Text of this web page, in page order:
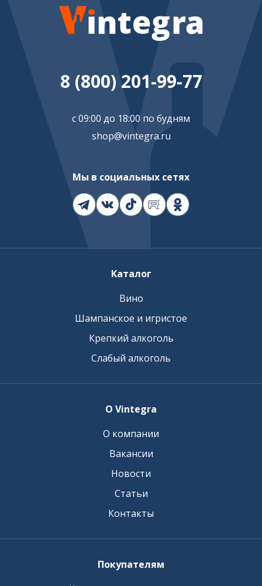
8 (800) 201-99-77
с 09:00 до 18:00 по будням
shop@vintegra.ru
Мы в социальных сетях
Каталог
Вино
Шампанское и игристое
Крепкий алкоголь
Слабый алкоголь
О Vintegra
О компании
Вакансии
Новости
Статьи
Контакты
Покупателям